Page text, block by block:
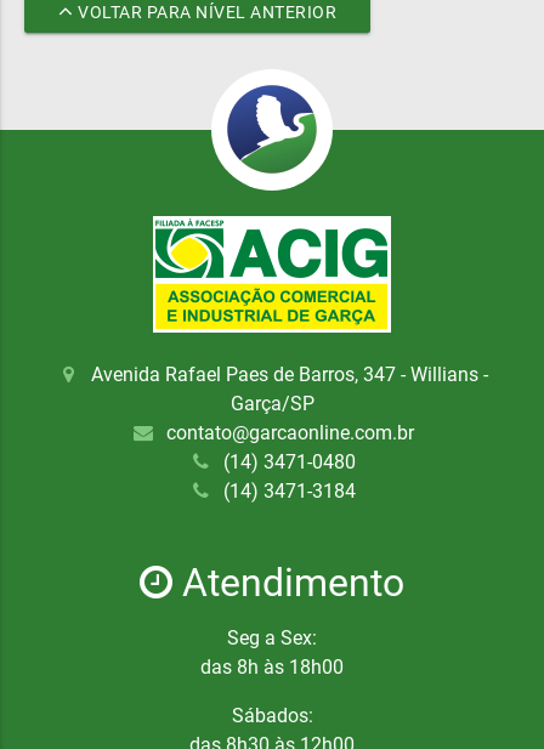
VOLTAR PARA NÍVEL ANTERIOR
Avenida Rafael Paes de Barros, 347 - Willians -
Garça/SP
contato@garcaonline.com.br
(14) 3471-0480
(14) 3471-3184
Atendimento
Seg a Sex:
das 8h às 18h00
Sábados: